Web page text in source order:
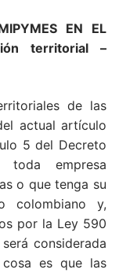
EN EL
territorial –
de las
actual artículo
5 del Decreto
empresa
o que tenga su
colombiano y,
por la Ley 590
considerada
es que las